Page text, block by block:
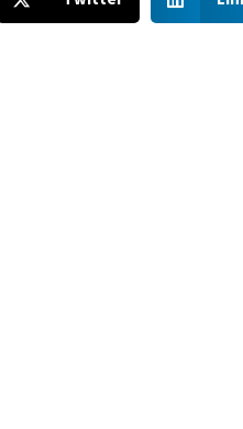
h
h